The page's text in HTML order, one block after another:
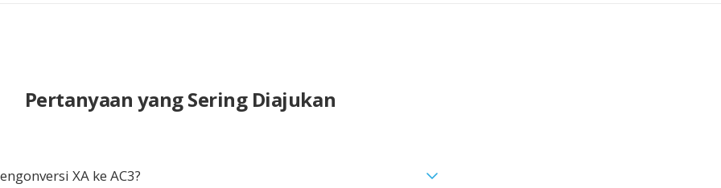
Pertanyaan yang Sering Diajukan
XA ke AC3?